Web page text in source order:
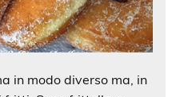
in modo diverso ma, in